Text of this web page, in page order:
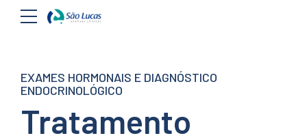
EXAMES HORMONAIS E DIAGNÓSTICO
ENDOCRINOLÓGICO
Tratamento